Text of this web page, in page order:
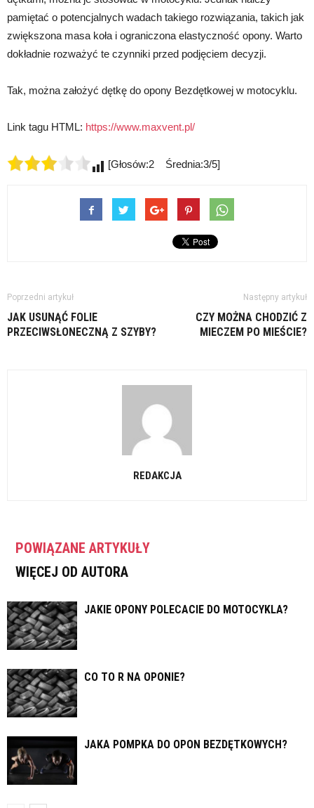
pamiętać o potencjalnych wadach takiego rozwiązania, takich jak
zwiększona masa koła i ograniczona elastyczność opony. Warto
dokładnie rozważyć te czynniki przed podjęciem decyzji.
Tak, można założyć dętkę do opony Bezdętkowej w motocyklu.
Link tagu HTML: https://www.maxvent.pl/
[Głosów:2 Średnia:3/5]
Poprzedni artykuł
JAK USUNĄĆ FOLIE
PRZECIWSŁONECZNĄ Z SZYBY?
Następny artykuł
CZY MOŻNA CHODZIĆ Z
MIECZEM PO MIEŚCIE?
REDAKCJA
POWIĄZANE ARTYKUŁY
WIĘCEJ OD AUTORA
JAKIE OPONY POLECACIE DO MOTOCYKLA?
CO TO R NA OPONIE?
JAKA POMPKA DO OPON BEZDĘTKOWYCH?